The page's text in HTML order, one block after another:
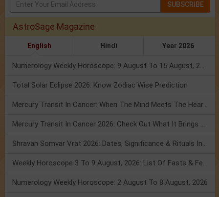
SUBSCRIBE
AstroSage Magazine
English Hindi Year 2026
Numerology Weekly Horoscope: 9 August To 15 August, 2026
Total Solar Eclipse 2026: Know Zodiac Wise Prediction
Mercury Transit In Cancer: When The Mind Meets The Heart!
Mercury Transit In Cancer 2026: Check Out What It Brings For You
Shravan Somvar Vrat 2026: Dates, Significance & Rituals In August
Weekly Horoscope 3 To 9 August, 2026: List Of Fasts & Festivals
Numerology Weekly Horoscope: 2 August To 8 August, 2026